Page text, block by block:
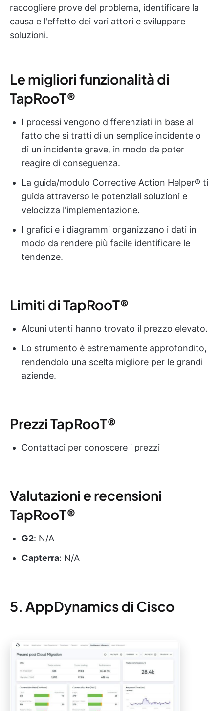
raccogliere prove del problema, identificare la
causa e l'effetto dei vari attori e sviluppare
soluzioni.
Le migliori funzionalità di
TapRooT®
I processi vengono differenziati in base al
fatto che si tratti di un semplice incidente o
di un incidente grave, in modo da poter
reagire di conseguenza.
La guida/modulo Corrective Action Helper® ti
guida attraverso le potenziali soluzioni e
velocizza l'implementazione.
I grafici e i diagrammi organizzano i dati in
modo da rendere più facile identificare le
tendenze.
Limiti di TapRooT®
Alcuni utenti hanno trovato il prezzo elevato.
Lo strumento è estremamente approfondito,
rendendolo una scelta migliore per le grandi
aziende.
Prezzi TapRooT®
Contattaci per conoscere i prezzi
Valutazioni e recensioni
TapRooT®
G2: N/A
Capterra: N/A
5. AppDynamics di Cisco